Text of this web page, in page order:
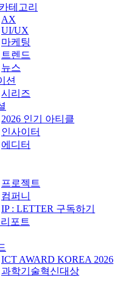
테고리
AX
UI/UX
마케팅
트렌드
뉴스
션
시리즈
2026 인기 아티클
인사이터
에디터
프로젝트
컴퍼니
IP : LETTER 구독하기
포트
ICT AWARD KOREA 2026
과학기술혁신대상